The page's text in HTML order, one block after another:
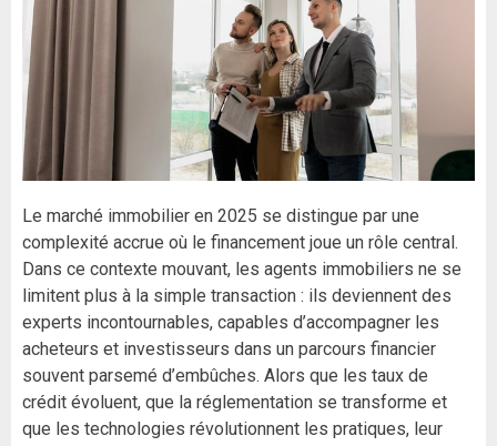
Le marché immobilier en 2025 se distingue par une
complexité accrue où le financement joue un rôle central.
Dans ce contexte mouvant, les agents immobiliers ne se
limitent plus à la simple transaction : ils deviennent des
experts incontournables, capables d’accompagner les
acheteurs et investisseurs dans un parcours financier
souvent parsemé d’embûches. Alors que les taux de
crédit évoluent, que la réglementation se transforme et
que les technologies révolutionnent les pratiques, leur